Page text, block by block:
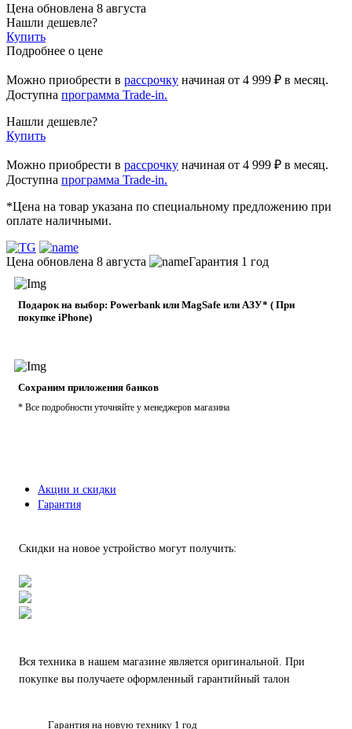
Цена обновлена 8 августа
Нашли дешевле?
Купить
Подробнее о цене
Можно приобрести в рассрочку начиная от 4 999 ₽ в месяц.
Доступна программа Trade-in.
Нашли дешевле?
Купить
Можно приобрести в рассрочку начиная от 4 999 ₽ в месяц.
Доступна программа Trade-in.
*Цена на товар указана по специальному предложению при
оплате наличными.
Цена обновлена 8 августа Гарантия 1 год
Подарок на выбор: Powerbank или MagSafe или AЗУ* ( При
покупке iPhone)
Сохраним приложения банков
* Все подробности уточняйте у менеджеров магазина
Акции и скидки
Гарантия
Скидки на новое устройство могут получить:
Вся техника в нашем магазине является оригинальной. При
покупке вы получаете оформленный гарантийный талон
Гарантия на новую технику 1 год